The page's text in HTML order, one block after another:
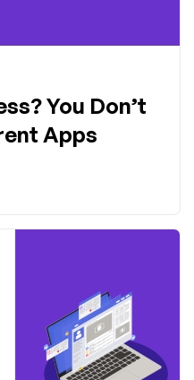
You Don’t
Apps